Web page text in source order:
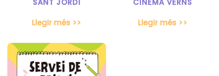
SANT JORDI
Llegir més >>
CINEMA VERNS
Llegir més >>